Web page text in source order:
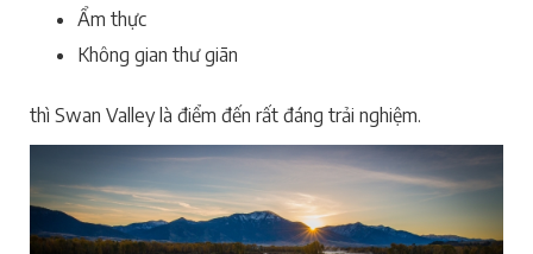
Ẩm thực
Không gian thư giãn
thì Swan Valley là điểm đến rất đáng trải nghiệm.